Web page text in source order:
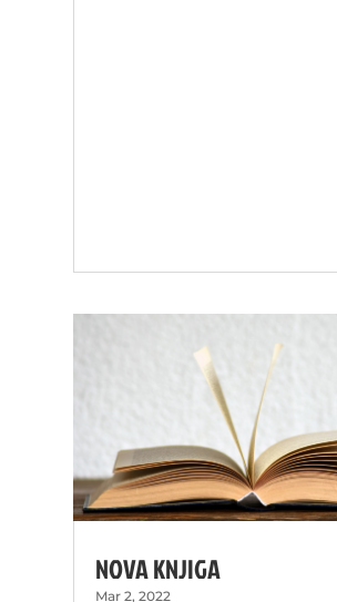
NOVA KNJIGA
Mar 2, 2022